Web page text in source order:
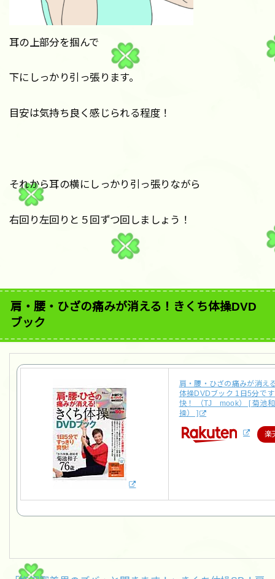
耳の上部分を掴んで
下にしっかり引っ張ります。
目安は気持ち良く感じられる程度！
それから耳の横にしっかり引っ張りながら
右回り左回りと５回ずつ回しましょう！
肩・腰・ひざの痛みが消える！きくち体操DVD
ブック
肩・腰・ひざの痛みが消え
体操DVDブック 1日5分で
快！ （TJ mook） [ 菊池
操） ]
楽